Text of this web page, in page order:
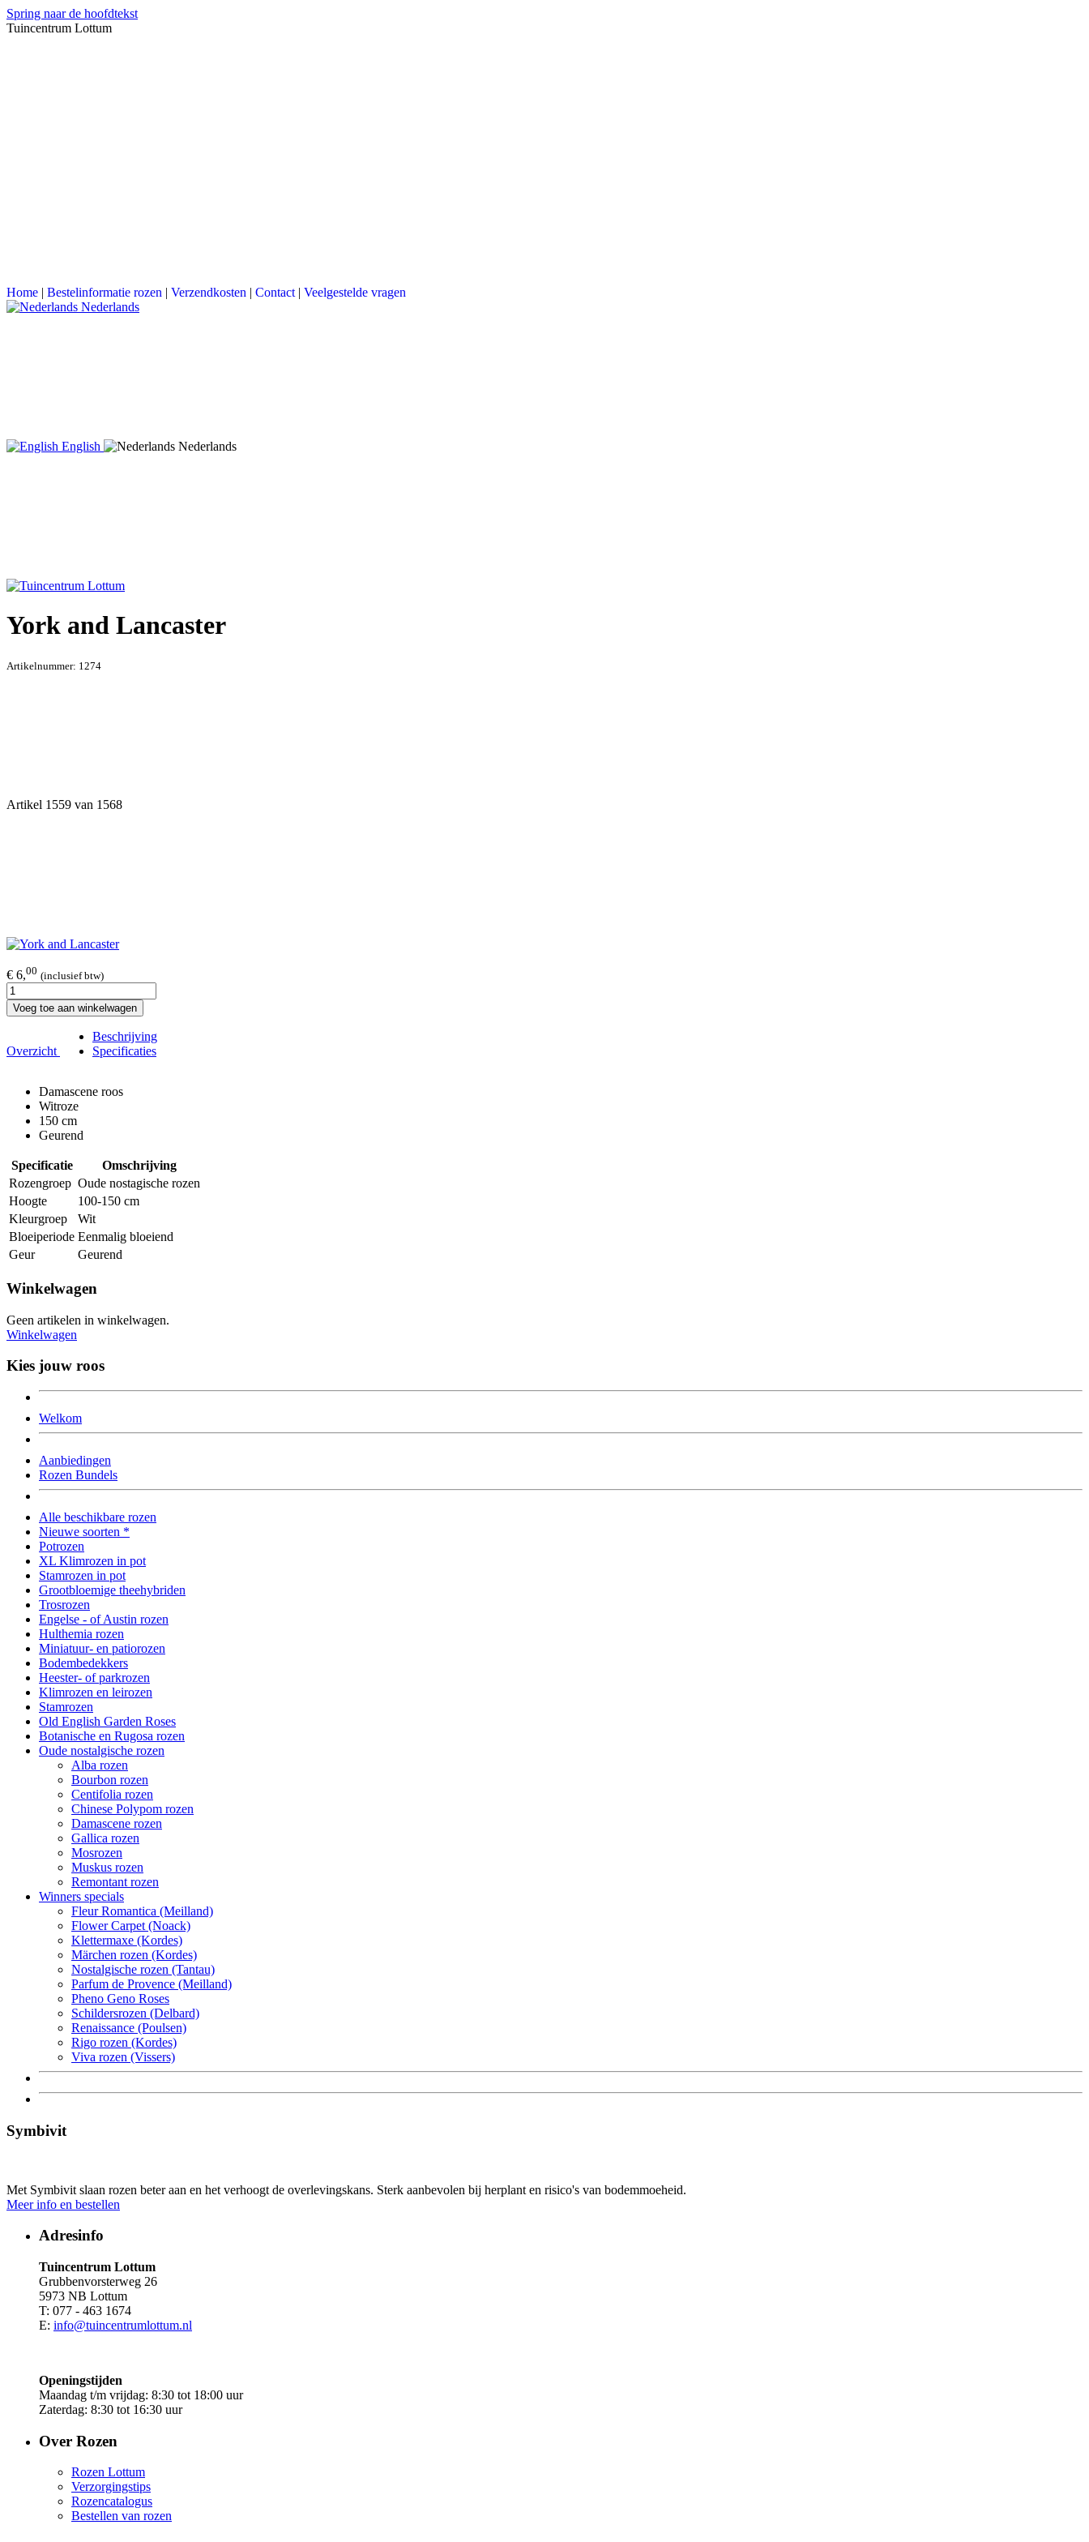
Spring naar de hoofdtekst
Tuincentrum Lottum
Home | Bestelinformatie rozen | Verzendkosten | Contact | Veelgestelde vragen
Nederlands
English Nederlands
York and Lancaster
Artikelnummer: 1274
Artikel 1559 van 1568
€ 6,00 (inclusief btw)
Voeg toe aan winkelwagen
Overzicht
Beschrijving
Specificaties
Damascene roos
Witroze
150 cm
Geurend
Specificatie
Omschrijving
Rozengroep Oude nostagische rozen
Hoogte
100-150 cm
Kleurgroep
Wit
Bloeiperiode Eenmalig bloeiend
Geur
Geurend
Winkelwagen
Geen artikelen in winkelwagen.
Winkelwagen
Kies jouw roos
Welkom
Aanbiedingen
Rozen Bundels
Alle beschikbare rozen
Nieuwe soorten *
Potrozen
XL Klimrozen in pot
Stamrozen in pot
Grootbloemige theehybriden
Trosrozen
Engelse - of Austin rozen
Hulthemia rozen
Miniatuur- en patiorozen
Bodembedekkers
Heester- of parkrozen
Klimrozen en leirozen
Stamrozen
Old English Garden Roses
Botanische en Rugosa rozen
Oude nostalgische rozen
Alba rozen
Bourbon rozen
Centifolia rozen
Chinese Polypom rozen
Damascene rozen
Gallica rozen
Mosrozen
Muskus rozen
Remontant rozen
Winners specials
Fleur Romantica (Meilland)
Flower Carpet (Noack)
Klettermaxe (Kordes)
Märchen rozen (Kordes)
Nostalgische rozen (Tantau)
Parfum de Provence (Meilland)
Pheno Geno Roses
Schildersrozen (Delbard)
Renaissance (Poulsen)
Rigo rozen (Kordes)
Viva rozen (Vissers)
Symbivit
Met Symbivit slaan rozen beter aan en het verhoogt de overlevingskans. Sterk aanbevolen bij herplant en risico's van bodemmoeheid.
Meer info en bestellen
Adresinfo
Tuincentrum Lottum
Grubbenvorsterweg 26
5973 NB Lottum
T: 077 - 463 1674
E: info@tuincentrumlottum.nl
Openingstijden
Maandag t/m vrijdag: 8:30 tot 18:00 uur
Zaterdag: 8:30 tot 16:30 uur
Over Rozen
Rozen Lottum
Verzorgingstips
Rozencatalogus
Bestellen van rozen